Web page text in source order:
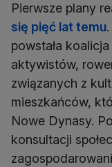
Pierwsze plany
się pięć lat temu
powstała koalicja
aktywistów,
związanych z
mieszkańców,
Nowe Dynasy.
konsultacji